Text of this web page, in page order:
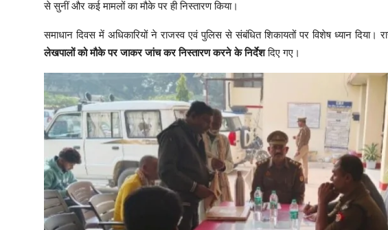
से सुनीं और कई मामलों का मौके पर ही निस्तारण किया।
समाधान दिवस में अधिकारियों ने राजस्व एवं पुलिस से संबंधित शिकायतों पर विशेष ध्यान
लेखपालों को मौके पर जाकर जांच कर निस्तारण करने के निर्देशदिए गए।